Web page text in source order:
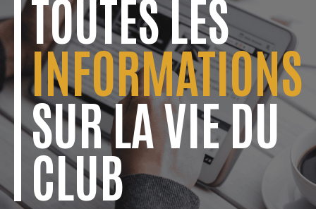
TOUTES LES
INFORMATIONS
SUR LA VIE DU
CLUB